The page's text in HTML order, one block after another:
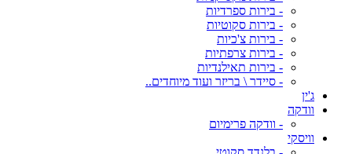
- בירות ספרדיות
- בירות סקוטיות
- בירות צ'כיות
- בירות צרפתיות
- בירות תאילנדיות
- סיידר \ בריזר ועוד מיוחדים..
ג'ין
וודקה
- וודקה פרימיום
וויסקי